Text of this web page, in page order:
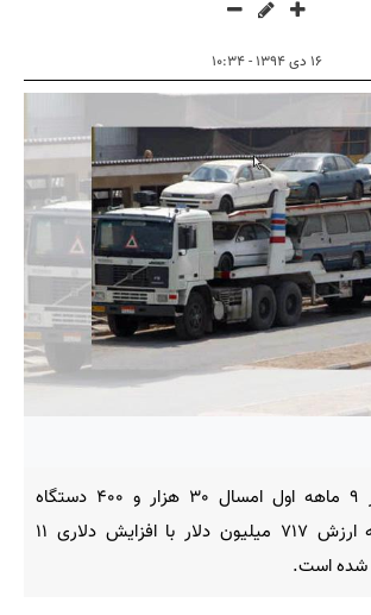
۱۶ دی ۱۳۹۴ - ۱۰:۳۴
پرشین خودرو: در ۹ ماهه اول امسال ۳۰ هزار و ۴۰۰ دستگاه
خودروی سواری به ارزش ۷۱۷ میلیون دلار با افزایش دلاری ۱۱
شده است.